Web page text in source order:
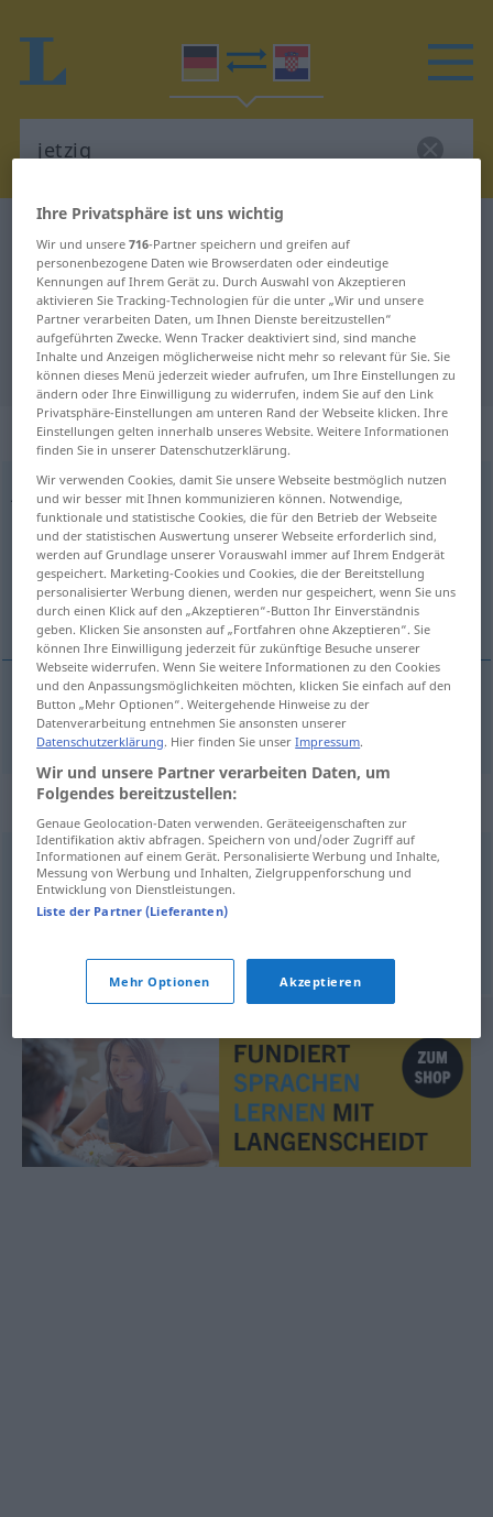
Deutsch-Kroatisch Übersetzung für
"jetzig"
"jetzig" Kroatisch Übersetzung
„jetzig“: Adjektiv
jetzigadj
Übersicht aller Übersetzungen
(Für mehr Details die Übersetzung anklicken/antippen)
sadašnji
sadašnji jetzig
Synonyme für "jetzig"
aktuell (Adj.),augenblicklich (Adj.),heutig,derzeitig
momentan (Adj.),gegenwärtig
© OpenThesaurus.de
Ihre Privatsphäre ist uns wichtig
Wir und unsere716-Partner speichern und greifen auf
personenbezogene Daten wie Browserdaten oder eindeutige
Kennungen auf Ihrem Gerät zu. Durch Auswahl von Akzeptieren
aktivieren Sie Tracking-Technologien für die unter „Wir und unsere
Partner verarbeiten Daten, um Ihnen Dienste bereitzustellen“
aufgeführten Zwecke. Wenn Tracker deaktiviert sind, sind manche
Inhalte und Anzeigen möglicherweise nicht mehr so relevant für Sie. Sie
können dieses Menü jederzeit wieder aufrufen, um Ihre Einstellungen zu
ändern oder Ihre Einwilligung zu widerrufen, indem Sie auf den Link
Privatsphäre-Einstellungen am unteren Rand der Webseite klicken. Ihre
Einstellungen gelten innerhalb unseres Website. Weitere Informationen
finden Sie in unserer Datenschutzerklärung.
Wir verwenden Cookies, damit Sie unsere Webseite bestmöglich nutzen
und wir besser mit Ihnen kommunizieren können. Notwendige,
funktionale und statistische Cookies, die für den Betrieb der Webseite
und der statistischen Auswertung unserer Webseite erforderlich sind,
werden auf Grundlage unserer Vorauswahl immer auf Ihrem Endgerät
gespeichert. Marketing-Cookies und Cookies, die der Bereitstellung
personalisierter Werbung dienen, werden nur gespeichert, wenn Sie uns
durch einen Klick auf den „Akzeptieren“-Button Ihr Einverständnis
geben. Klicken Sie ansonsten auf „Fortfahren ohne Akzeptieren“. Sie
können Ihre Einwilligung jederzeit für zukünftige Besuche unserer
Webseite widerrufen. Wenn Sie weitere Informationen zu den Cookies
und den Anpassungsmöglichkeiten möchten, klicken Sie einfach auf den
Button „Mehr Optionen“. Weitergehende Hinweise zu der
Datenverarbeitung entnehmen Sie ansonsten unserer
Datenschutzerklärung. Hier finden Sie unserImpressum.
Wir und unsere Partner verarbeiten Daten, um
Folgendes bereitzustellen:
Genaue Geolocation-Daten verwenden. Geräteeigenschaften zur
Identifikation aktiv abfragen. Speichern von und/oder Zugriff auf
Informationen auf einem Gerät. Personalisierte Werbung und Inhalte,
Messung von Werbung und Inhalten, Zielgruppenforschung und
Entwicklung von Dienstleistungen.
Liste der Partner (Lieferanten)
Mehr Optionen Akzeptieren